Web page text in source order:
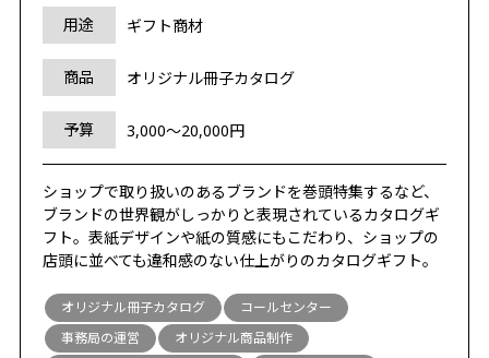
用途 ギフト商材
商品 オリジナル冊子カタログ
予算 3,000～20,000円
ショップで取り扱いのあるブランドを巻頭特集するなど、
ブランドの世界観がしっかりと表現されているカタログギ
フト。表紙デザインや紙の質感にもこだわり、ショップの
店頭に並べても違和感のない仕上がりのカタログギフト。
オリジナル冊子カタログ
コールセンター
事務局の運営
オリジナル商品制作